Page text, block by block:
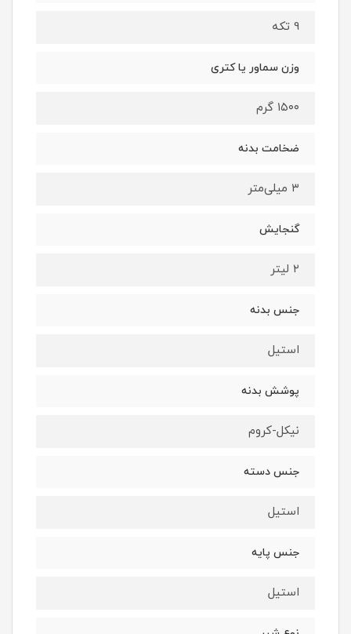
9 تکه
وزن سماور یا کتری
۱۵۰۰ گرم
ضخامت بدنه
۳ میلی‌متر
گنجایش
۲ لیتر
جنس بدنه
استیل
پوشش بدنه
نیکل-کروم
جنس دسته
استیل
جنس پایه
استیل